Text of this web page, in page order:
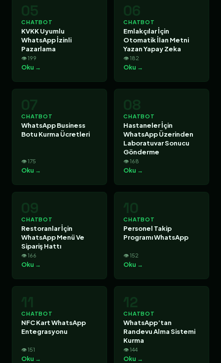
05
CHATBOT
KVKK Uyumlu
WhatsApp İzinli
Pazarlama
👁 199
Oku →
06
CHATBOT
Emlakçılar İçin
Otomatik İlan Metni
Yazan Yapay Zeka
👁 182
Oku →
07
CHATBOT
WhatsApp Business
Botu Kurma Ücretleri
👁 175
Oku →
08
CHATBOT
Hastaneler İçin
WhatsApp Üzerinden
Laboratuvar Sonucu
Gönderme
👁 168
Oku →
09
CHATBOT
Restoranlar İçin
WhatsApp Menü Ve
Sipariş Hattı
👁 166
Oku →
10
CHATBOT
Personel Takip
Programı WhatsApp
👁 152
Oku →
11
CHATBOT
NFC Kart WhatsApp
Entegrasyonu
👁 151
Oku →
12
CHATBOT
WhatsApp’tan
Randevu Alma Sistemi
Kurma
👁 144
Oku →